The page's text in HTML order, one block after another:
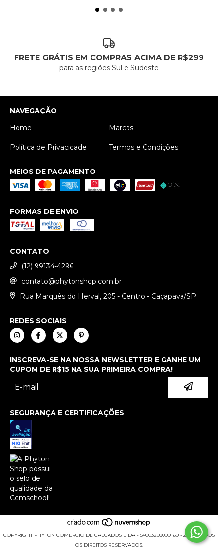
FRETE GRÁTIS EM COMPRAS ACIMA DE R$299
para as regiões Sul e Sudeste
NAVEGAÇÃO
Home
Marcas
Política de Privacidade Termos e Condições
MEIOS DE PAGAMENTO
FORMAS DE ENVIO
CONTATO
(12) 99134-4296
contato@phytonshop.com.br
Rua Marquês do Herval, 205 - Centro - Caçapava/SP
REDES SOCIAIS
INSCREVA-SE NA NOSSA NEWSLETTER E GANHE UM
CUPOM DE R$15 NA SUA PRIMEIRA COMPRA!
SEGURANÇA E CERTIFICAÇÕES
COPYRIGHT PHYTON COMERCIO DE CALCADOS LTDA - 54003203000160 - 2026. TODOS
OS DIREITOS RESERVADOS.